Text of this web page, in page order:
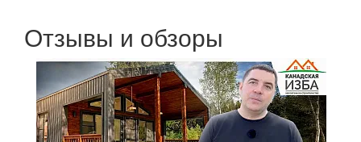
Отзывы и обзоры